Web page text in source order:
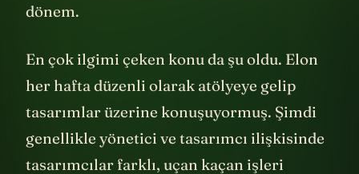
tekrar ilerlemelerle dolu sancılı bir
En çok ilgimi çeken konu da şu oldu. Elon
her hafta düzenli olarak atölyeye gelip
tasarımlar üzerine konuşuyormuş. Şimdi
genellikle yönetici ve tasarımcı ilişkisinde